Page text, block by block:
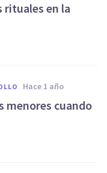
rituales en la
hace 1 año
menores cuando